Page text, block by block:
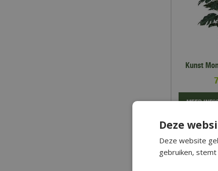
Kunst
MEER
Deze
Deze website
gebruiken,